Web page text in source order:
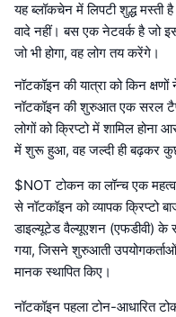
यह ब्लॉकचेन में लिपटी शुद्ध मस्ती
वादे नहीं। बस एक नेटवर्क है जो
जो भी होगा, वह लोग तय करेंगे।
नॉटकॉइन की यात्रा को किन क्षणों
नॉटकॉइन की शुरुआत एक सरल
लोगों को क्रिप्टो में शामिल
में शुरू हुआ, वह जल्दी ही बढ़कर
$NOT टोकन का लॉन्च एक
से नॉटकॉइन को व्यापक क्रिप्टो
डाइल्यूटेड वैल्यूएशन (एफडीवी)
गया, जिसने शुरुआती
मानक स्थापित किए।
नॉटकॉइन पहला टोन-आधारित